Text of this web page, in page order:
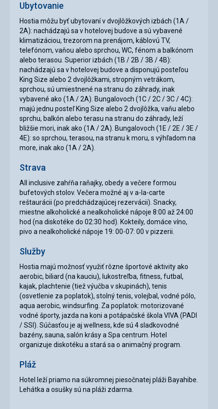
Ubytovanie
Hostia môžu byť ubytovaní v dvojlôžkových izbách (1A /
2A): nachádzajú sa v hotelovej budove a sú vybavené
klimatizáciou, trezorom na prenájom, káblovú TV,
telefónom, vaňou alebo sprchou, WC, fénom a balkónom
alebo terasou. Superior izbách (1B / 2B / 3B / 4B):
nachádzajú sa v hotelovej budove a disponujú posteľou
King Size alebo 2 dvojlôžkami, stropným vetrákom,
sprchou, sú umiestnené na stranu do záhrady, inak
vybavené ako (1A / 2A). Bungalovoch (1C / 2C / 3C / 4C):
majú jednu posteľ King Size alebo 2 dvojlôžka, vaňu alebo
sprchu, balkón alebo terasu na stranu do záhrady, leží
bližšie mori, inak ako (1A / 2A). Bungalovoch (1E / 2E / 3E /
4E): so sprchou, terasou, na stranu k moru, s výhľadom na
more, inak ako (1A / 2A).
Strava
All inclusive zahŕňa raňajky, obedy a večere formou
bufetových stolov. Večera možné aj v a-la-carte
reštaurácii (po predchádzajúcej rezervácii). Snacky,
miestne alkoholické a nealkoholické nápoje 8:00 až 24:00
hod (na diskotéke do 02:30 hod). Kokteily, domáce víno,
pivo a nealkoholické nápoje 19: 00-07: 00 v pizzerii.
Služby
Hostia majú možnosť využiť rôzne športové aktivity ako
aerobic, biliard (na kauciu), lukostreľba, fitness, futbal,
kajak, plachtenie (tiež výučba v skupinách), tenis
(osvetlenie za poplatok), stolný tenis, volejbal, vodné pólo,
aqua aerobic, windsurfing. Za poplatok: motorizované
vodné športy, jazda na koni a potápačské škola VIVA (PADI
/ SSI). Súčasťou je aj wellness, kde sú 4 sladkovodné
bazény, sauna, salón krásy a Spa centrum. Hotel
organizuje diskotéku a stará sa o animačný program.
Pláž
Hotel leží priamo na súkromnej piesočnatej pláži Bayahibe.
Lehátka a osušky sú na pláži zdarma.